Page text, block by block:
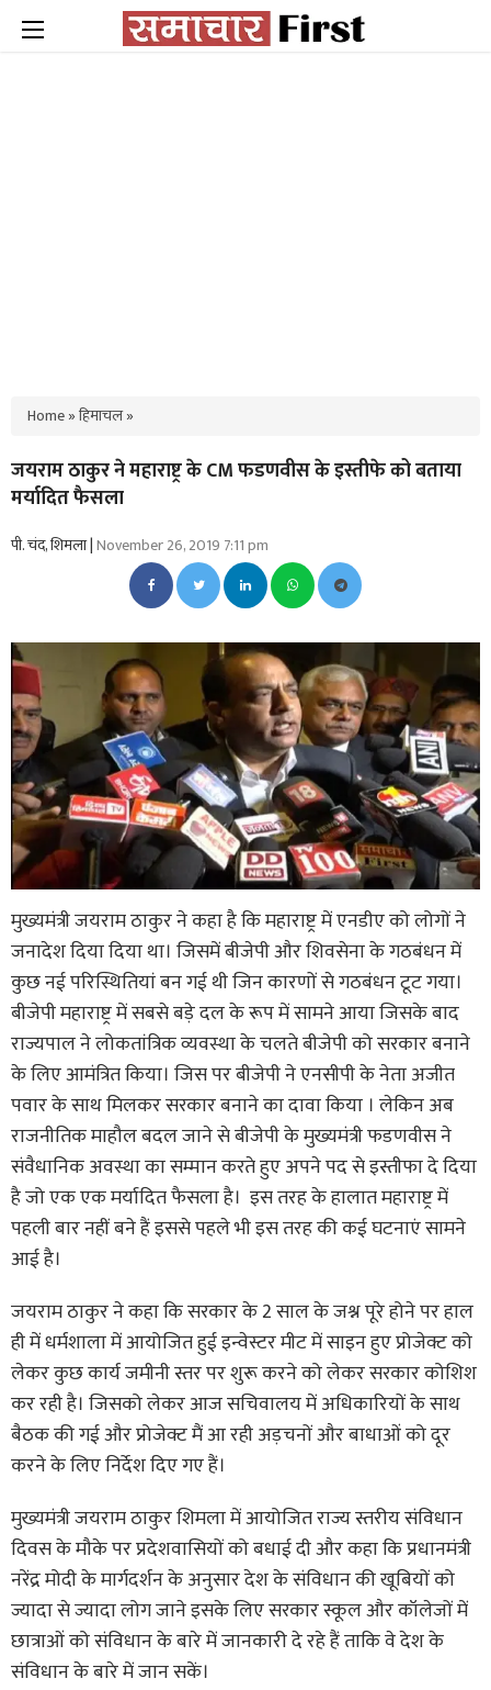
Home»हिमाचल»
जयराम ठाकुर ने महाराष्ट्र के CM फडणवीस के इस्तीफे को बताया
मर्यादित फैसला
पी. चंद, शिमला |November 26, 2019 7:11 pm
मुख्यमंत्री जयराम ठाकुर ने कहा है कि महाराष्ट्र में एनडीए को लोगों ने
जनादेश दिया दिया था। जिसमें बीजेपी और शिवसेना के गठबंधन में
कुछ नई परिस्थितियां बन गई थी जिन कारणों से गठबंधन टूट गया।
बीजेपी महाराष्ट्र में सबसे बड़े दल के रूप में सामने आया जिसके बाद
राज्यपाल ने लोकतांत्रिक व्यवस्था के चलते बीजेपी को सरकार बनाने
के लिए आमंत्रित किया। जिस पर बीजेपी ने एनसीपी के नेता अजीत
पवार के साथ मिलकर सरकार बनाने का दावा किया । लेकिन अब
राजनीतिक माहौल बदल जाने से बीजेपी के मुख्यमंत्री फडणवीस ने
संवैधानिक अवस्था का सम्मान करते हुए अपने पद से इस्तीफा दे दिया
है जो एक एक मर्यादित फैसला है। इस तरह के हालात महाराष्ट्र में
पहली बार नहीं बने हैं इससे पहले भी इस तरह की कई घटनाएं सामने
आई है।
जयराम ठाकुर ने कहा कि सरकार के 2 साल के जश्न पूरे होने पर हाल
ही में धर्मशाला में आयोजित हुई इन्वेस्टर मीट में साइन हुए प्रोजेक्ट को
लेकर कुछ कार्य जमीनी स्तर पर शुरू करने को लेकर सरकार कोशिश
कर रही है। जिसको लेकर आज सचिवालय में अधिकारियों के साथ
बैठक की गई और प्रोजेक्ट मैं आ रही अड़चनों और बाधाओं को दूर
करने के लिए निर्देश दिए गए हैं।
मुख्यमंत्री जयराम ठाकुर शिमला में आयोजित राज्य स्तरीय संविधान
दिवस के मौके पर प्रदेशवासियों को बधाई दी और कहा कि प्रधानमंत्री
नरेंद्र मोदी के मार्गदर्शन के अनुसार देश के संविधान की खूबियों को
ज्यादा से ज्यादा लोग जाने इसके लिए सरकार स्कूल और कॉलेजों में
छात्राओं को संविधान के बारे में जानकारी दे रहे हैं ताकि वे देश के
संविधान के बारे में जान सकें।